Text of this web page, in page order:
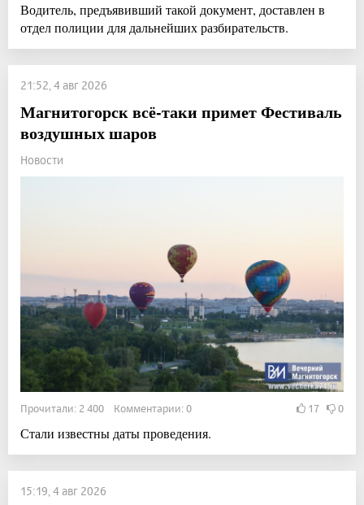
Водитель, предъявивший такой документ, доставлен в
отдел полиции для дальнейших разбирательств.
21:52, 4 авг 2026
Магнитогорск всё-таки примет Фестиваль
воздушных шаров
Новости
Прочитали: 2 400 Комментарии: 0 17 0
Стали известны даты проведения.
15:19, 4 авг 2026